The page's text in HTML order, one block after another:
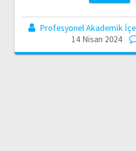
Profesyonel Akademik
14 Nisan 2024